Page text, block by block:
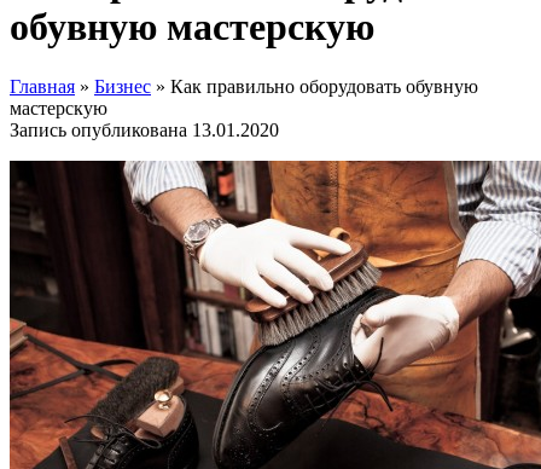
обувную мастерскую
Главная » Бизнес » Как правильно оборудовать обувную
мастерскую
Запись опубликована 13.01.2020